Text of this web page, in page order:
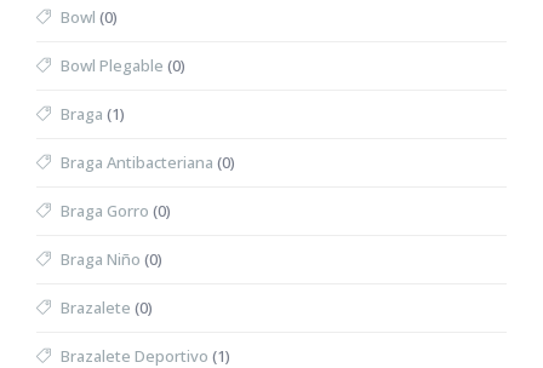
Bowl (0)
Bowl Plegable (0)
Braga (1)
Braga Antibacteriana (0)
Braga Gorro (0)
Braga Niño (0)
Brazalete (0)
Brazalete Deportivo (1)